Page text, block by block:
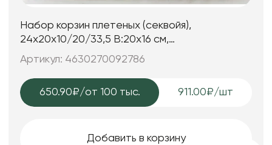
Набор корзин плетеных (секвойя),
24x20x10/20/33,5 B:20x16 см,
20x15x9/16/28,5 B:16x11 см, 2 шт., натур.
Артикул: 4630270092786
650.90₽/от 100 тыс. 911.00₽/шт
Добавить в корзину